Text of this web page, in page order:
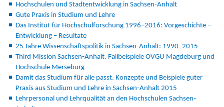
Hochschulen und Stadtentwicklung in Sachsen-Anhalt
Gute Praxis in Studium und Lehre
Das Institut für Hochschulforschung 1996–2016: Vorgeschichte –
Entwicklung – Resultate
25 Jahre Wissenschaftspolitik in Sachsen-Anhalt: 1990–2015
Third Mission Sachsen‐Anhalt. Fallbeispiele OVGU Magdeburg und
Hochschule Merseburg
Damit das Studium für alle passt. Konzepte und Beispiele guter
Praxis aus Studium und Lehre in Sachsen-Anhalt 2015
Lehrpersonal und Lehrqualität an den Hochschulen Sachsen‐